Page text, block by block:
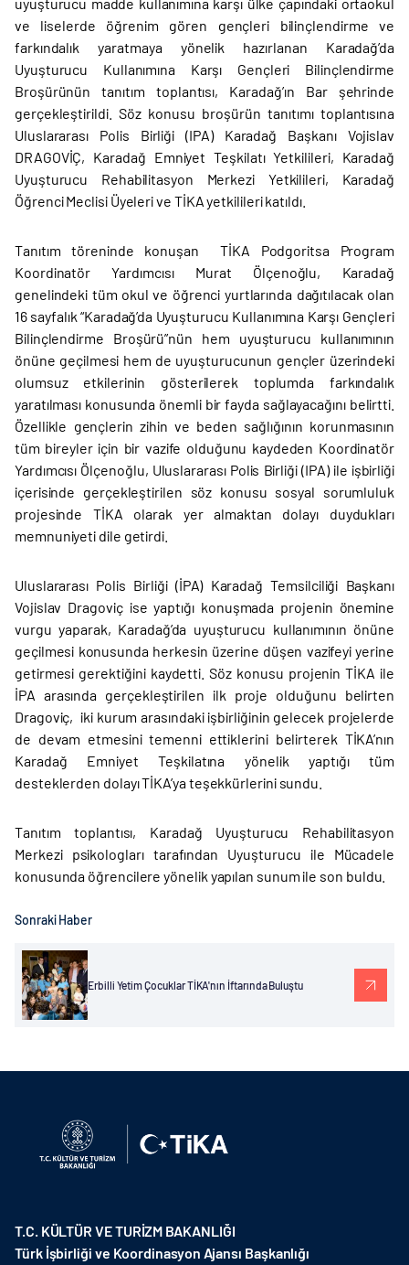
ve liselerde öğrenim gören gençleri bilinçlendirme ve
farkındalık yaratmaya yönelik hazırlanan Karadağ’da
Uyuşturucu Kullanımına Karşı Gençleri Bilinçlendirme
Broşürünün tanıtım toplantısı, Karadağ’ın Bar şehrinde
gerçekleştirildi. Söz konusu broşürün tanıtımı toplantısına
Uluslararası Polis Birliği (IPA) Karadağ Başkanı Vojislav
DRAGOVİÇ, Karadağ Emniyet Teşkilatı Yetkilileri, Karadağ
Uyuşturucu Rehabilitasyon Merkezi Yetkilileri, Karadağ
Öğrenci Meclisi Üyeleri ve TİKA yetkilileri katıldı.
Tanıtım töreninde konuşan TİKA Podgoritsa Program
Koordinatör Yardımcısı Murat Ölçenoğlu, Karadağ
genelindeki tüm okul ve öğrenci yurtlarında dağıtılacak olan
16 sayfalık “Karadağ’da Uyuşturucu Kullanımına Karşı Gençleri
Bilinçlendirme Broşürü”nün hem uyuşturucu kullanımının
önüne geçilmesi hem de uyuşturucunun gençler üzerindeki
olumsuz etkilerinin gösterilerek toplumda farkındalık
yaratılması konusunda önemli bir fayda sağlayacağını belirtti.
Özellikle gençlerin zihin ve beden sağlığının korunmasının
tüm bireyler için bir vazife olduğunu kaydeden Koordinatör
Yardımcısı Ölçenoğlu, Uluslararası Polis Birliği (IPA) ile işbirliği
içerisinde gerçekleştirilen söz konusu sosyal sorumluluk
projesinde TİKA olarak yer almaktan dolayı duydukları
memnuniyeti dile getirdi.
Uluslararası Polis Birliği (İPA) Karadağ Temsilciliği Başkanı
Vojislav Dragoviç ise yaptığı konuşmada projenin önemine
vurgu yaparak, Karadağ’da uyuşturucu kullanımının önüne
geçilmesi konusunda herkesin üzerine düşen vazifeyi yerine
getirmesi gerektiğini kaydetti. Söz konusu projenin TİKA ile
İPA arasında gerçekleştirilen ilk proje olduğunu belirten
Dragoviç, iki kurum arasındaki işbirliğinin gelecek projelerde
de devam etmesini temenni ettiklerini belirterek TİKA’nın
Karadağ Emniyet Teşkilatına yönelik yaptığı tüm
desteklerden dolayı TİKA’ya teşekkürlerini sundu.
Tanıtım toplantısı, Karadağ Uyuşturucu Rehabilitasyon
Merkezi psikologları tarafından Uyuşturucu ile Mücadele
konusunda öğrencilere yönelik yapılan sunum ile son buldu.
Sonraki Haber
Erbilli Yetim Çocuklar TİKA'nın İftarında Buluştu
T.C. KÜLTÜR VE TURİZM BAKANLIĞI
Türk İşbirliği ve Koordinasyon Ajansı Başkanlığı